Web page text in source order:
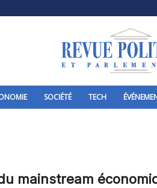
SOCIÉTÉ TECH
mainstream